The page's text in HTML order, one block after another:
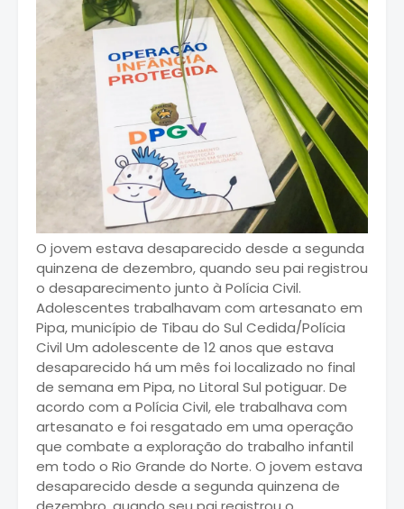
O jovem estava desaparecido desde a segunda
quinzena de dezembro, quando seu pai registrou
o desaparecimento junto à Polícia Civil.
Adolescentes trabalhavam com artesanato em
Pipa, município de Tibau do Sul Cedida/Polícia
Civil Um adolescente de 12 anos que estava
desaparecido há um mês foi localizado no final
de semana em Pipa, no Litoral Sul potiguar. De
acordo com a Polícia Civil, ele trabalhava com
artesanato e foi resgatado em uma operação
que combate a exploração do trabalho infantil
em todo o Rio Grande do Norte. O jovem estava
desaparecido desde a segunda quinzena de